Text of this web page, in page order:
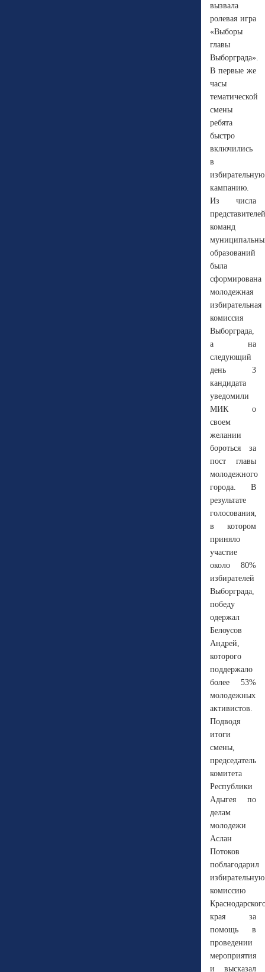
вызвала
ролевая игра
«Выборы
главы
Выборграда».
В первые же
часы
тематической
смены
ребята
быстро
включились
в
избирательную
кампанию.
Из числа
представителей
команд
образований
была
сформирована
молодежная
избирательная
комиссия
Выборграда,
а на
следующий
день 3
кандидата
уведомили
МИК о
своем
желании
бороться за
пост главы
молодежного
города. В
результате
голосования,
в котором
приняло
участие
около 80%
избирателей
Выборграда,
победу
одержал
Белоусов
Андрей,
которого
поддержало
более 53%
молодежных
активистов.
Подводя
итоги
смены,
председатель
комитета
Республики
Адыгея по
делам
молодежи
Аслан
Потоков
поблагодарил
избирательную
комиссию
края за
помощь в
проведении
мероприятия
и высказал